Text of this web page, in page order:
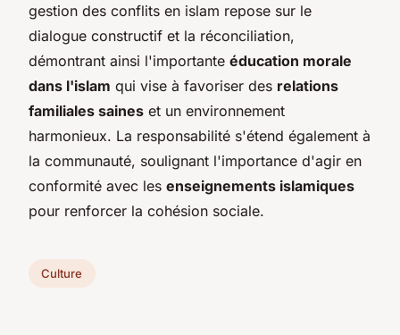
gestion des conflits en islam repose sur le
dialogue constructif et la réconciliation,
démontrant ainsi l'importante éducation morale
dans l'islam qui vise à favoriser des relations
familiales saines et un environnement
harmonieux. La responsabilité s'étend également à
la communauté, soulignant l'importance d'agir en
conformité avec les enseignements islamiques
pour renforcer la cohésion sociale.
Culture